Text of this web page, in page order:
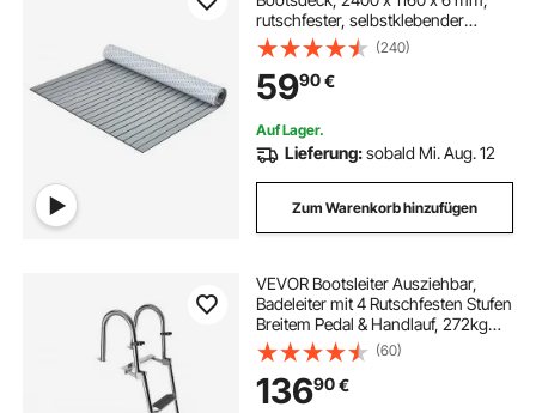
rutschfester, selbstklebender
Bodenbelag, 27840 cm² großer
Meeresteppich für Boote, Yachten,
Pontons, Kajakdecks
(240)
5990€
Auf Lager.
Lieferung:sobald Mi. Aug. 12
Zum Warenkorb hinzufügen
VEVOR Bootsleiter Ausziehbar,
Badeleiter mit 4 Rutschfesten Stufen
Breitem Pedal & Handlauf, 272kg
Belastbare Schwimmdeckleiter für
Heckeinstieg, Teleskopleiter aus
304 Edelstahl für Boote Docks Pool
(60)
13690€